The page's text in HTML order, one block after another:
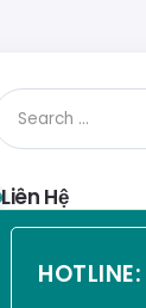
Liên Hệ
HOTLINE: